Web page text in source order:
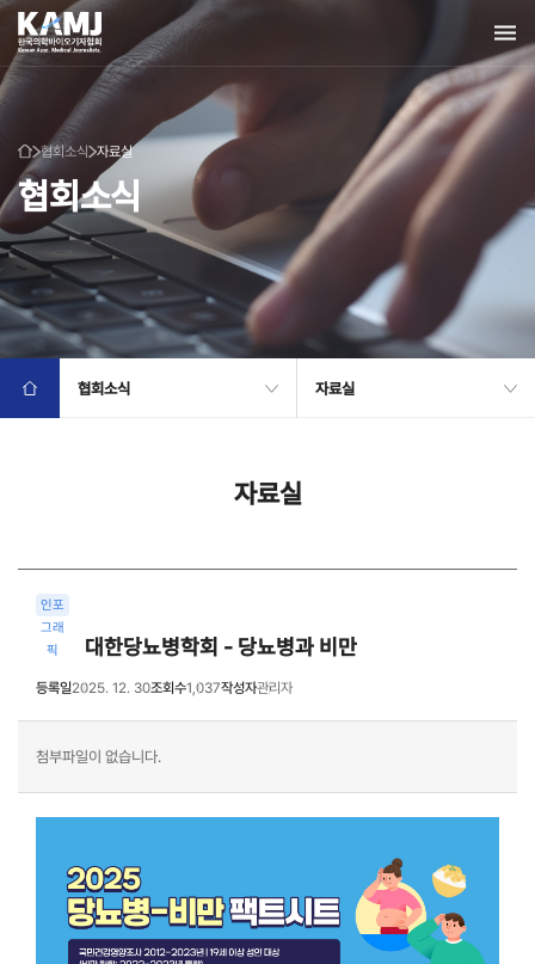
협회소식 자료실
협회소식
협회소식 자료실
자료실
인포
그래
픽
대한당뇨병학회 - 당뇨병과 비만
등록일2025. 12. 30조회수1,037작성자관리자
첨부파일이 없습니다.